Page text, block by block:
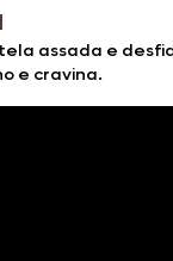
assada e
e cravina.